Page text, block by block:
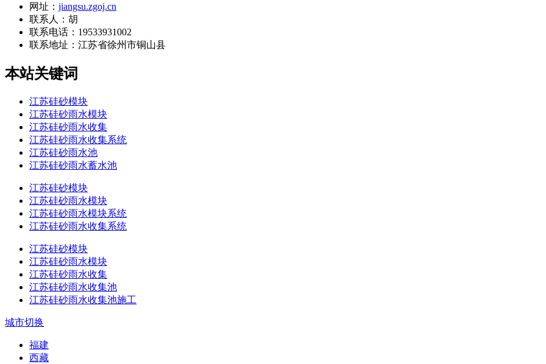
网址： jiangsu.zgoj.cn
联系人：胡
联系电话：19533931002
联系地址： 江苏省徐州市铜山县
本站关键词
江苏硅砂模块
江苏硅砂雨水模块
江苏硅砂雨水收集
江苏硅砂雨水收集系统
江苏硅砂雨水池
江苏硅砂雨水蓄水池
江苏硅砂模块
江苏硅砂雨水模块
江苏硅砂雨水模块系统
江苏硅砂雨水收集系统
江苏硅砂模块
江苏硅砂雨水模块
江苏硅砂雨水收集
江苏硅砂雨水收集池
江苏硅砂雨水收集池施工
城市切换
福建
西藏